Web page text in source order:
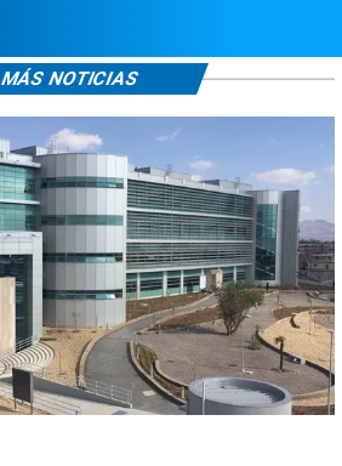
MÁS NOTICIAS